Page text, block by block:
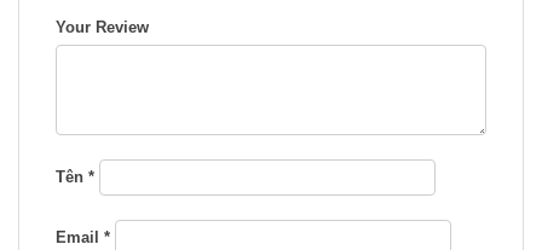
Your Review
Tên *
Email *